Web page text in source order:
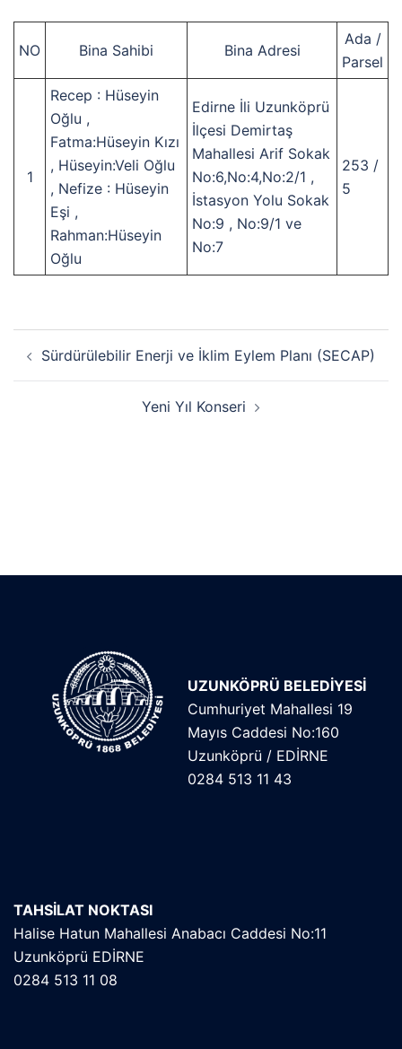
NO Bina Sahibi Bina Adresi
Ada /
Parsel
1
Recep : Hüseyin
Oğlu ,
Fatma:Hüseyin Kızı
, Hüseyin:Veli Oğlu
, Nefize : Hüseyin
Eşi ,
Rahman:Hüseyin
Oğlu
Edirne İli Uzunköprü
İlçesi Demirtaş
Mahallesi Arif Sokak
No:6,No:4,No:2/1 ,
İstasyon Yolu Sokak
No:9 , No:9/1 ve
No:7
253 /
5
Sürdürülebilir Enerji ve İklim Eylem Planı (SECAP)
Yeni Yıl Konseri
UZUNKÖPRÜ BELEDİYESİ
Cumhuriyet Mahallesi 19
Mayıs Caddesi No:160
Uzunköprü / EDİRNE
0284 513 11 43
TAHSİLAT NOKTASI
Halise Hatun Mahallesi Anabacı Caddesi No:11
Uzunköprü EDİRNE
0284 513 11 08